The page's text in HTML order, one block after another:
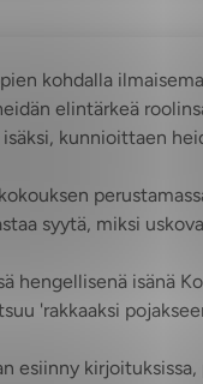
kohdalla
elintärkeä
kunnioittaen
syytä, miksi
hengellisenä isänä
'rakkaaksi
esiinny